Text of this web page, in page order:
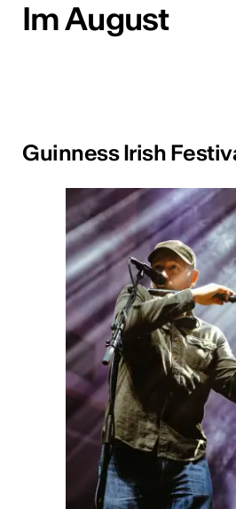
Im August
Guinness Irish